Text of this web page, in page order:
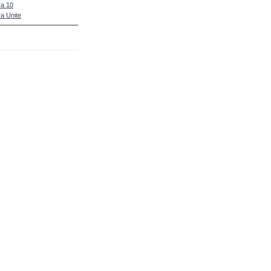
10
Unite